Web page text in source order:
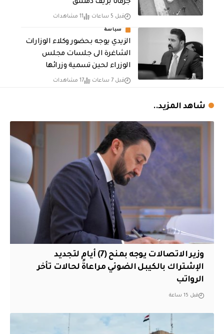
جرمانا بريف دمشق
قبل 5 ساعات 11 مشاهدات
سياسة
الزيدي يوجه بحضور وكلاء الوزارات
الشاغرة الى جلسات مجلس
الوزراء لحين تسمية وزرائها
قبل 7 ساعات 17 مشاهدات
شاهد المزيد..
وزير الاتصالات يوجه بمنح (7) أيام لتجديد
الإشتراك بالكيبل الضوئي مراعاةً لحالات تأخر
الرواتب
قبل 15 ساعة